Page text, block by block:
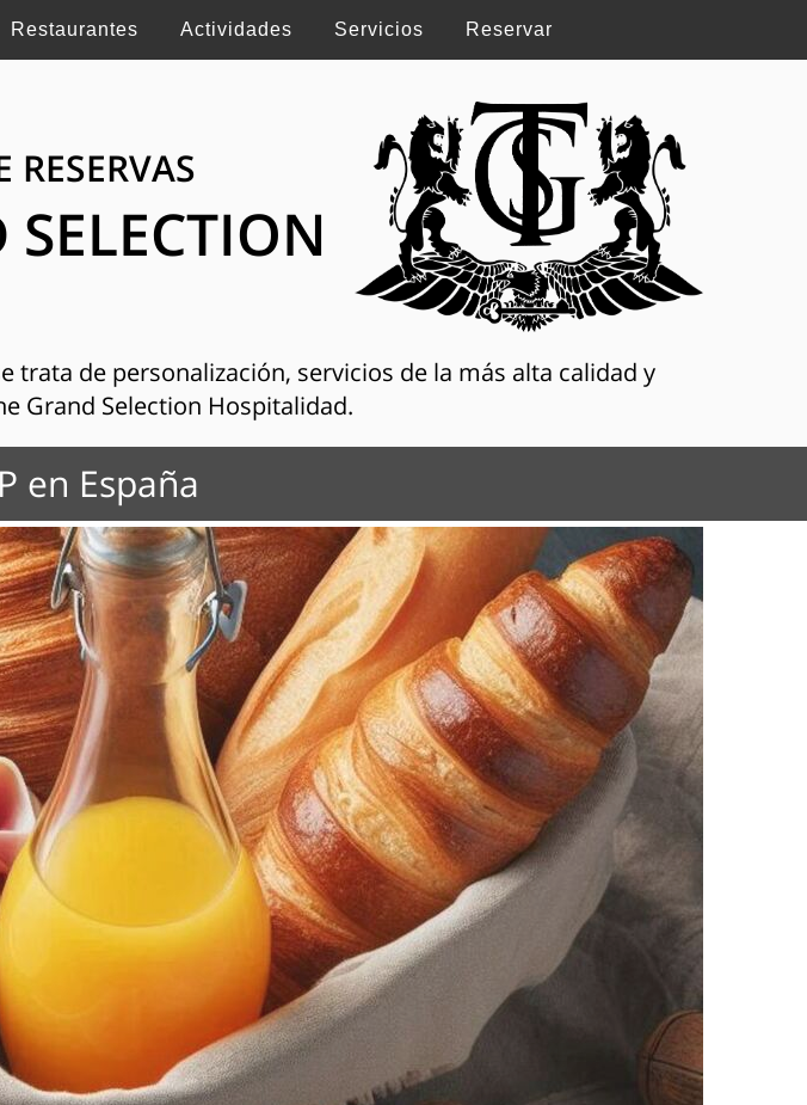
Restaurantes Actividades Servicios Reservar
RESERVAS
trata de personalización, servicios de la más alta calidad y
Grand Selection Hospitalidad.
en España